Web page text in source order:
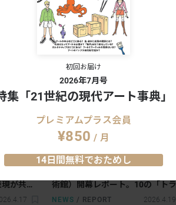
レポー
が共鳴
術館）開幕レポート。10の「トラ
イ」から新たな鑑賞体験を提案
NEWS / REPORT 2026.4.19
初回お届け
2026年7月号
集「21世紀の現代アート事典」
プレミアムプラス会員
¥850 / 月
14日間無料でおためし